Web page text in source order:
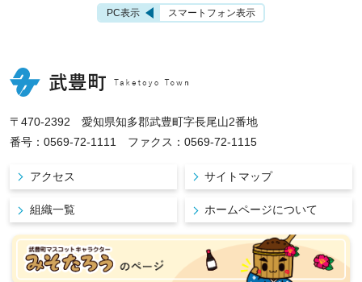
PC表示 スマートフォン表示
〒470-2392 愛知県知多郡武豊町字長尾山2番地
番号：0569-72-1111 ファクス：0569-72-1115
アクセス サイトマップ
組織一覧 ホームページについて